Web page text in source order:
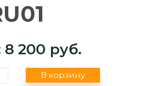
200 руб.
В корзину